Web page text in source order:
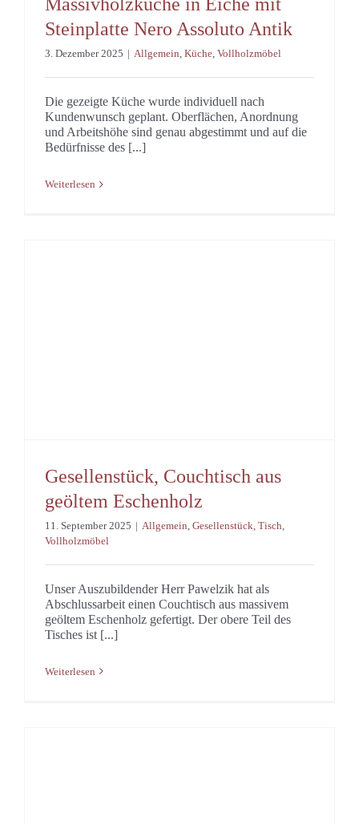
Massivholzküche in Eiche mit
Steinplatte Nero Assoluto Antik
3. Dezember 2025 | Allgemein, Küche, Vollholzmöbel
Die gezeigte Küche wurde individuell nach
Kundenwunsch geplant. Oberflächen, Anordnung
und Arbeitshöhe sind genau abgestimmt und auf die
Bedürfnisse des [...]
Weiterlesen
Gesellenstück, Couchtisch aus
geöltem Eschenholz
11. September 2025 | Allgemein Gesellenstück Tisch
Vollholzmöbel
Unser Auszubildender Herr Pawelzik hat als
Abschlussarbeit einen Couchtisch aus massivem
geöltem Eschenholz gefertigt. Der obere Teil des
Tisches ist [...]
Weiterlesen